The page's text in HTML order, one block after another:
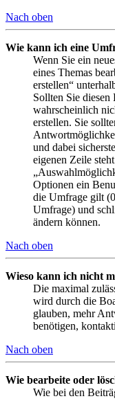
Nach oben
Wie kann ich eine
Wenn Sie ein
eines Themas
erstellen“
Sollten Sie diesen
wahrscheinlich
erstellen. Sie
und dabei
eigenen Zeile
Optionen ein
die Umfrage gilt
Umfrage) und
ändern können.
Nach oben
Wieso kann ich nicht
Die maximal
wird durch die
glauben, mehr
benötigen,
Nach oben
Wie bearbeite oder
Wie bei den